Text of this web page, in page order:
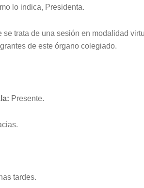
lo indica, Presidenta.
trata de una sesión en modalidad
de este órgano colegiado.
Presente.
tardes.